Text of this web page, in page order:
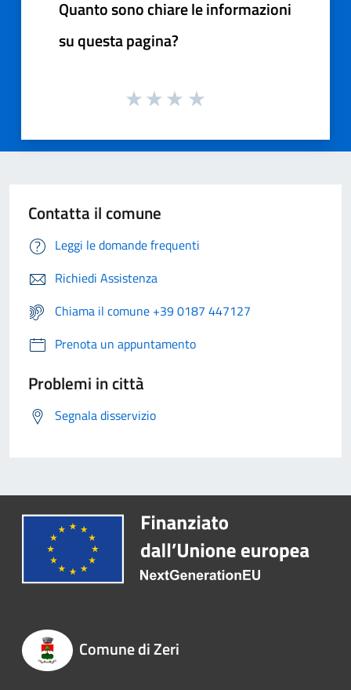
Quanto sono chiare le informazioni
su questa pagina?
Contatta il comune
Leggi le domande frequenti
Richiedi Assistenza
Chiama il comune +39 0187 447127
Prenota un appuntamento
Problemi in città
Segnala disservizio
Comune di Zeri